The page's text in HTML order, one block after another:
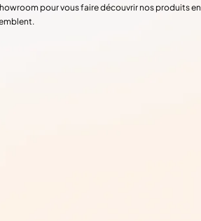
pour vous faire découvrir nos produits en